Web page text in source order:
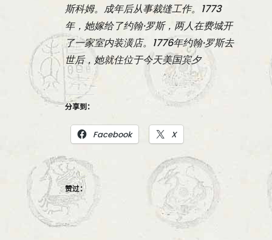
斯科姆。成年后从事裁缝工作。1773
年，她嫁给了约翰·罗斯，两人在费城开
了一家室内装潢店。1776年约翰·罗斯去
世后，她就住位于今天美国宾夕
分享到：
Facebook X
赞过：